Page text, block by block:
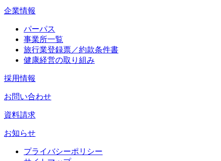
企業情報
パーパス
事業所一覧
旅行業登録票／約款条件書
健康経営の取り組み
採用情報
お問い合わせ
資料請求
お知らせ
プライバシーポリシー